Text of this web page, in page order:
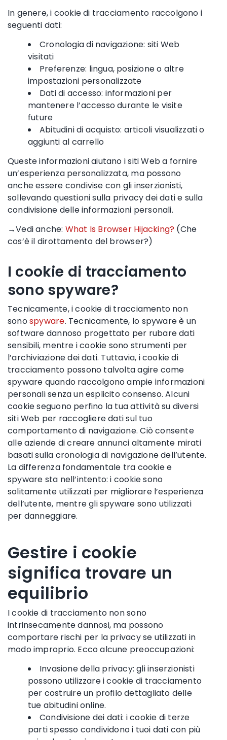
In genere, i cookie di tracciamento raccolgono i
seguenti dati:
Cronologia di navigazione: siti Web
visitati
Preferenze: lingua, posizione o altre
impostazioni personalizzate
Dati di accesso: informazioni per
mantenere l’accesso durante le visite
future
Abitudini di acquisto: articoli visualizzati o
aggiunti al carrello
Queste informazioni aiutano i siti Web a fornire
un’esperienza personalizzata, ma possono
anche essere condivise con gli inserzionisti,
sollevando questioni sulla privacy dei dati e sulla
condivisione delle informazioni personali.
→Vedi anche: What Is Browser Hijacking? (Che
cos’è il dirottamento del browser?)
I cookie di tracciamento
sono spyware?
Tecnicamente, i cookie di tracciamento non
sonospyware. Tecnicamente, lo spyware è un
software dannoso progettato per rubare dati
sensibili, mentre i cookie sono strumenti per
l’archiviazione dei dati. Tuttavia, i cookie di
tracciamento possono talvolta agire come
spyware quando raccolgono ampie informazioni
personali senza un esplicito consenso. Alcuni
cookie seguono perfino la tua attività su diversi
siti Web per raccogliere dati sul tuo
comportamento di navigazione. Ciò consente
alle aziende di creare annunci altamente mirati
basati sulla cronologia di navigazione dell’utente.
La differenza fondamentale tra cookie e
spyware sta nell’intento: i cookie sono
solitamente utilizzati per migliorare l’esperienza
dell’utente, mentre gli spyware sono utilizzati
per danneggiare.
Gestire i cookie
significa trovare un
equilibrio
I cookie di tracciamento non sono
intrinsecamente dannosi, ma possono
comportare rischi per la privacy se utilizzati in
modo improprio. Ecco alcune preoccupazioni:
Invasione della privacy: gli inserzionisti
possono utilizzare i cookie di tracciamento
per costruire un profilo dettagliato delle
tue abitudini online.
Condivisione dei dati: i cookie di terze
parti spesso condividono i tuoi dati con più